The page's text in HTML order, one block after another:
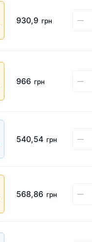
930,9 грн
966 грн
540,54 грн
568,86 грн